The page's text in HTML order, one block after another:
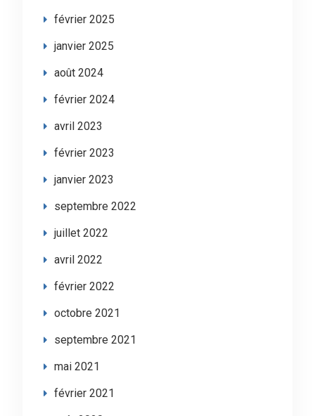
février 2025
janvier 2025
août 2024
février 2024
avril 2023
février 2023
janvier 2023
septembre 2022
juillet 2022
avril 2022
février 2022
octobre 2021
septembre 2021
mai 2021
février 2021